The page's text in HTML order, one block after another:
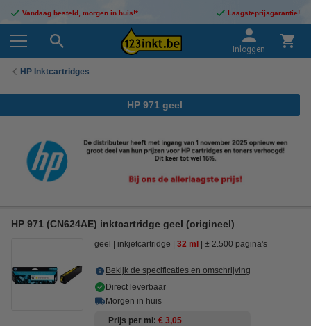
Vandaag besteld, morgen in huis!* Laagsteprijsgarantie!
Inloggen
HP Inktcartridges
HP 971 geel
HP 971 (CN624AE) inktcartridge geel (origineel)
geel inkjetcartridge 32 ml ± 2.500 pagina's
Bekijk de specificaties en omschrijving
Direct leverbaar
Morgen in huis
Prijs per ml € 3,05